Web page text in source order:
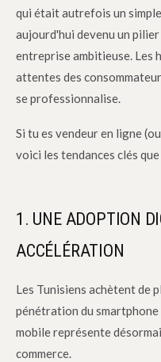
qui était autrefois un
aujourd'hui devenu un
entreprise ambitieuse. Les
attentes des
se professionnalise.
Si tu es vendeur en ligne
voici les tendances clés
1. UNE ADOPTION
ACCÉLÉRATION
Les Tunisiens achètent de
pénétration du smartphone
mobile représente
commerce.